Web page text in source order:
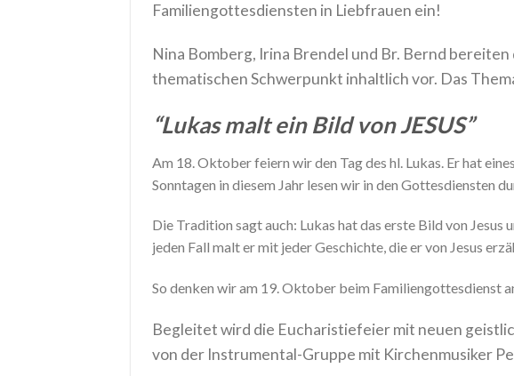
Familiengottesdiensten in Liebfrauen ein!
Nina Bomberg, Irina Brendel und Br. Bernd
thematischen Schwerpunkt inhaltlich vor. Das
“Lukas malt ein Bild von JESUS”
Am 18. Oktober feiern wir den Tag des hl. Lukas. Er hat
Sonntagen in diesem Jahr lesen wir in den Gottesdiensten
Die Tradition sagt auch: Lukas hat das erste Bild von
jeden Fall malt er mit jeder Geschichte, die er von Jesus
So denken wir am 19. Oktober beim Familiengottesdienst
Begleitet wird die Eucharistiefeier mit neuen
von der Instrumental-Gruppe mit Kirchenmusiker